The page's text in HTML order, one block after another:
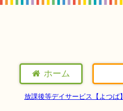
ホーム
放課後等デイサービス【よつば】